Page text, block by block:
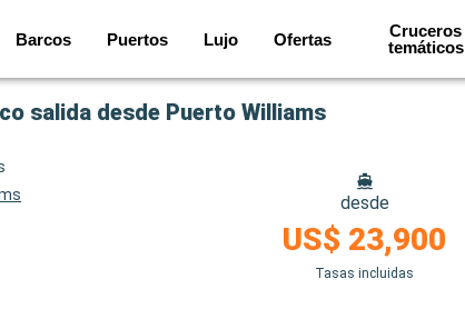
Barcos Puertos Lujo Ofertas
Cruceros
temáticos
salida desde Puerto Williams
desde
US$ 23,900
Tasas incluidas